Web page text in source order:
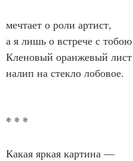
мечтает о роли артист,
а я лишь о встрече с
Кленовый оранжевый лист
налип на стекло лобовое.
* * *
Какая яркая картина —